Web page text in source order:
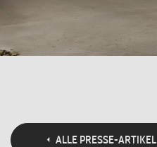
ALLE PRESSE-ARTIKEL